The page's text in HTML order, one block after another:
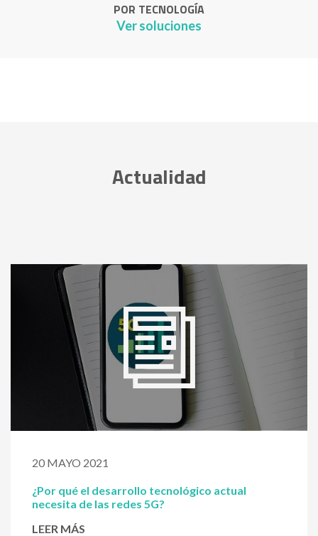
POR TECNOLOGÍA
Ver soluciones
Actualidad
20 MAYO 2021
¿Por qué el desarrollo tecnológico actual
necesita de las redes 5G?
LEER MÁS